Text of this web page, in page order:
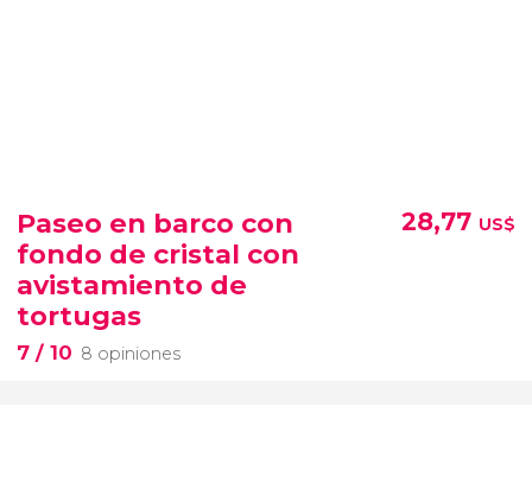
Paseo en barco con
fondo de cristal con
avistamiento de
tortugas
7 / 10 8 opiniones
28,77 US$